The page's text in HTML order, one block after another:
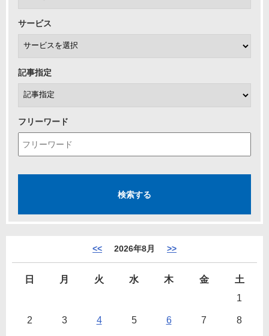
サービス
記事指定
フリーワード
<< 2026年8月 >>
日 月 火 水 木 金
土
1
2 3 4 5 6 7 8